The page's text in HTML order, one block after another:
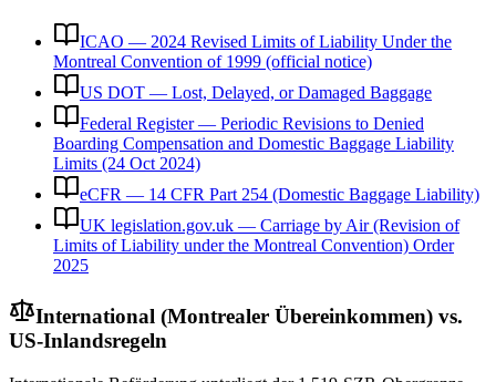
ICAO — 2024 Revised Limits of Liability Under the
Montreal Convention of 1999 (official notice)
US DOT — Lost, Delayed, or Damaged Baggage
Federal Register — Periodic Revisions to Denied
Boarding Compensation and Domestic Baggage Liability
Limits (24 Oct 2024)
eCFR — 14 CFR Part 254 (Domestic Baggage Liability)
UK legislation.gov.uk — Carriage by Air (Revision of
Limits of Liability under the Montreal Convention) Order
2025
International (Montrealer Übereinkommen) vs.
US-Inlandsregeln